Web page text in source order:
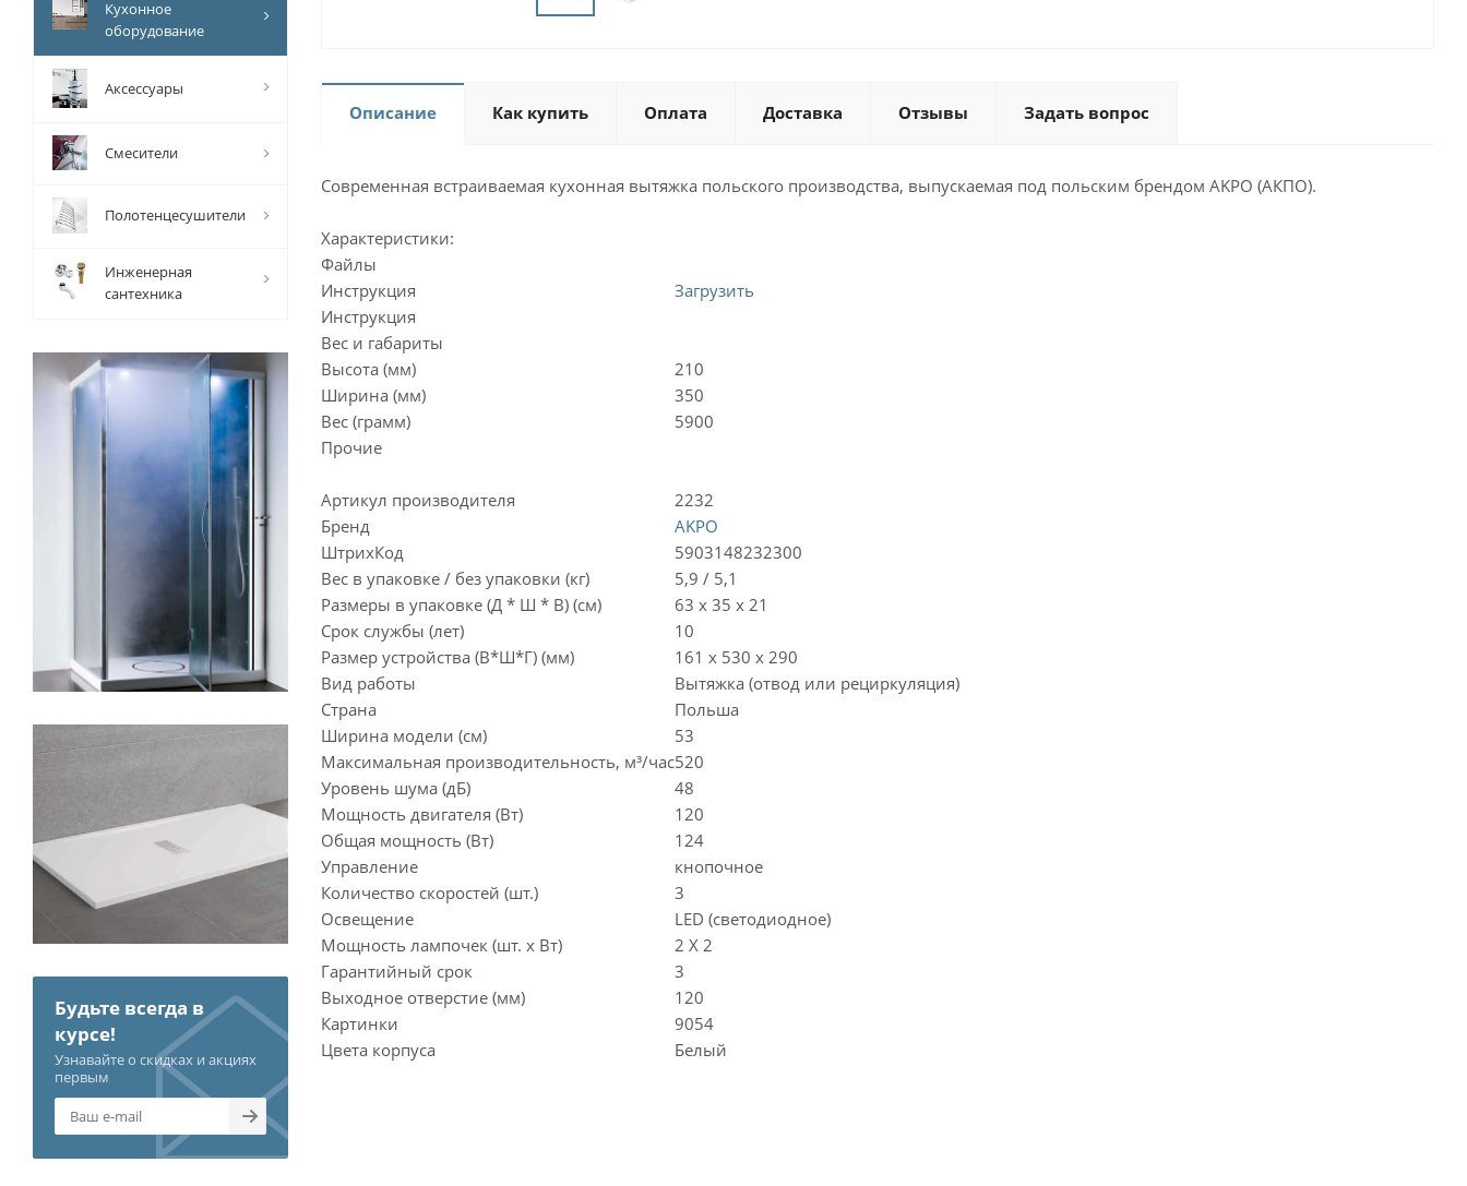
Описание Как купить Оплата Доставка Отзывы Задать вопрос
Современная встраиваемая кухонная вытяжка польского производства, выпускаемая под польским брендом AKPO (АКПО).
Характеристики:
Файлы
Инструкция
Загрузить
Инструкция
Вес и габариты
Высота (мм)
210
Ширина (мм)
350
Вес (грамм)
5900
Прочие
Артикул производителя
2232
Бренд
AKPO
ШтрихКод
5903148232300
Вес в упаковке / без упаковки (кг)
5,9 / 5,1
Размеры в упаковке (Д * Ш * В) (см)
63 х 35 х 21
Срок службы (лет)
10
Размер устройства (В*Ш*Г) (мм)
161 x 530 x 290
Вид работы
Вытяжка (отвод или рециркуляция)
Страна
Польша
Ширина модели (см)
53
Максимальная производительность, м³/час520
Уровень шума (дБ)
48
Мощность двигателя (Вт)
120
Общая мощность (Вт)
124
Управление
кнопочное
Количество скоростей (шт.)
3
Освещение
LED (светодиодное)
Мощность лампочек (шт. х Вт)
2 Х 2
Гарантийный срок
3
Выходное отверстие (мм)
120
Картинки
9054
Цвета корпуса
Белый
Кухонное
оборудование
Аксессуары
Смесители
Полотенцесушители
Инженерная
сантехника
Будьте всегда в
курсе!
Узнавайте о скидках и акциях
первым